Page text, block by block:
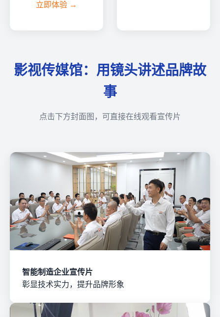
立即体验 →
影视传媒馆：用镜头讲述品牌故
事
点击下方封面图，可直接在线观看宣传片
智能制造企业宣传片
彰显技术实力，提升品牌形象